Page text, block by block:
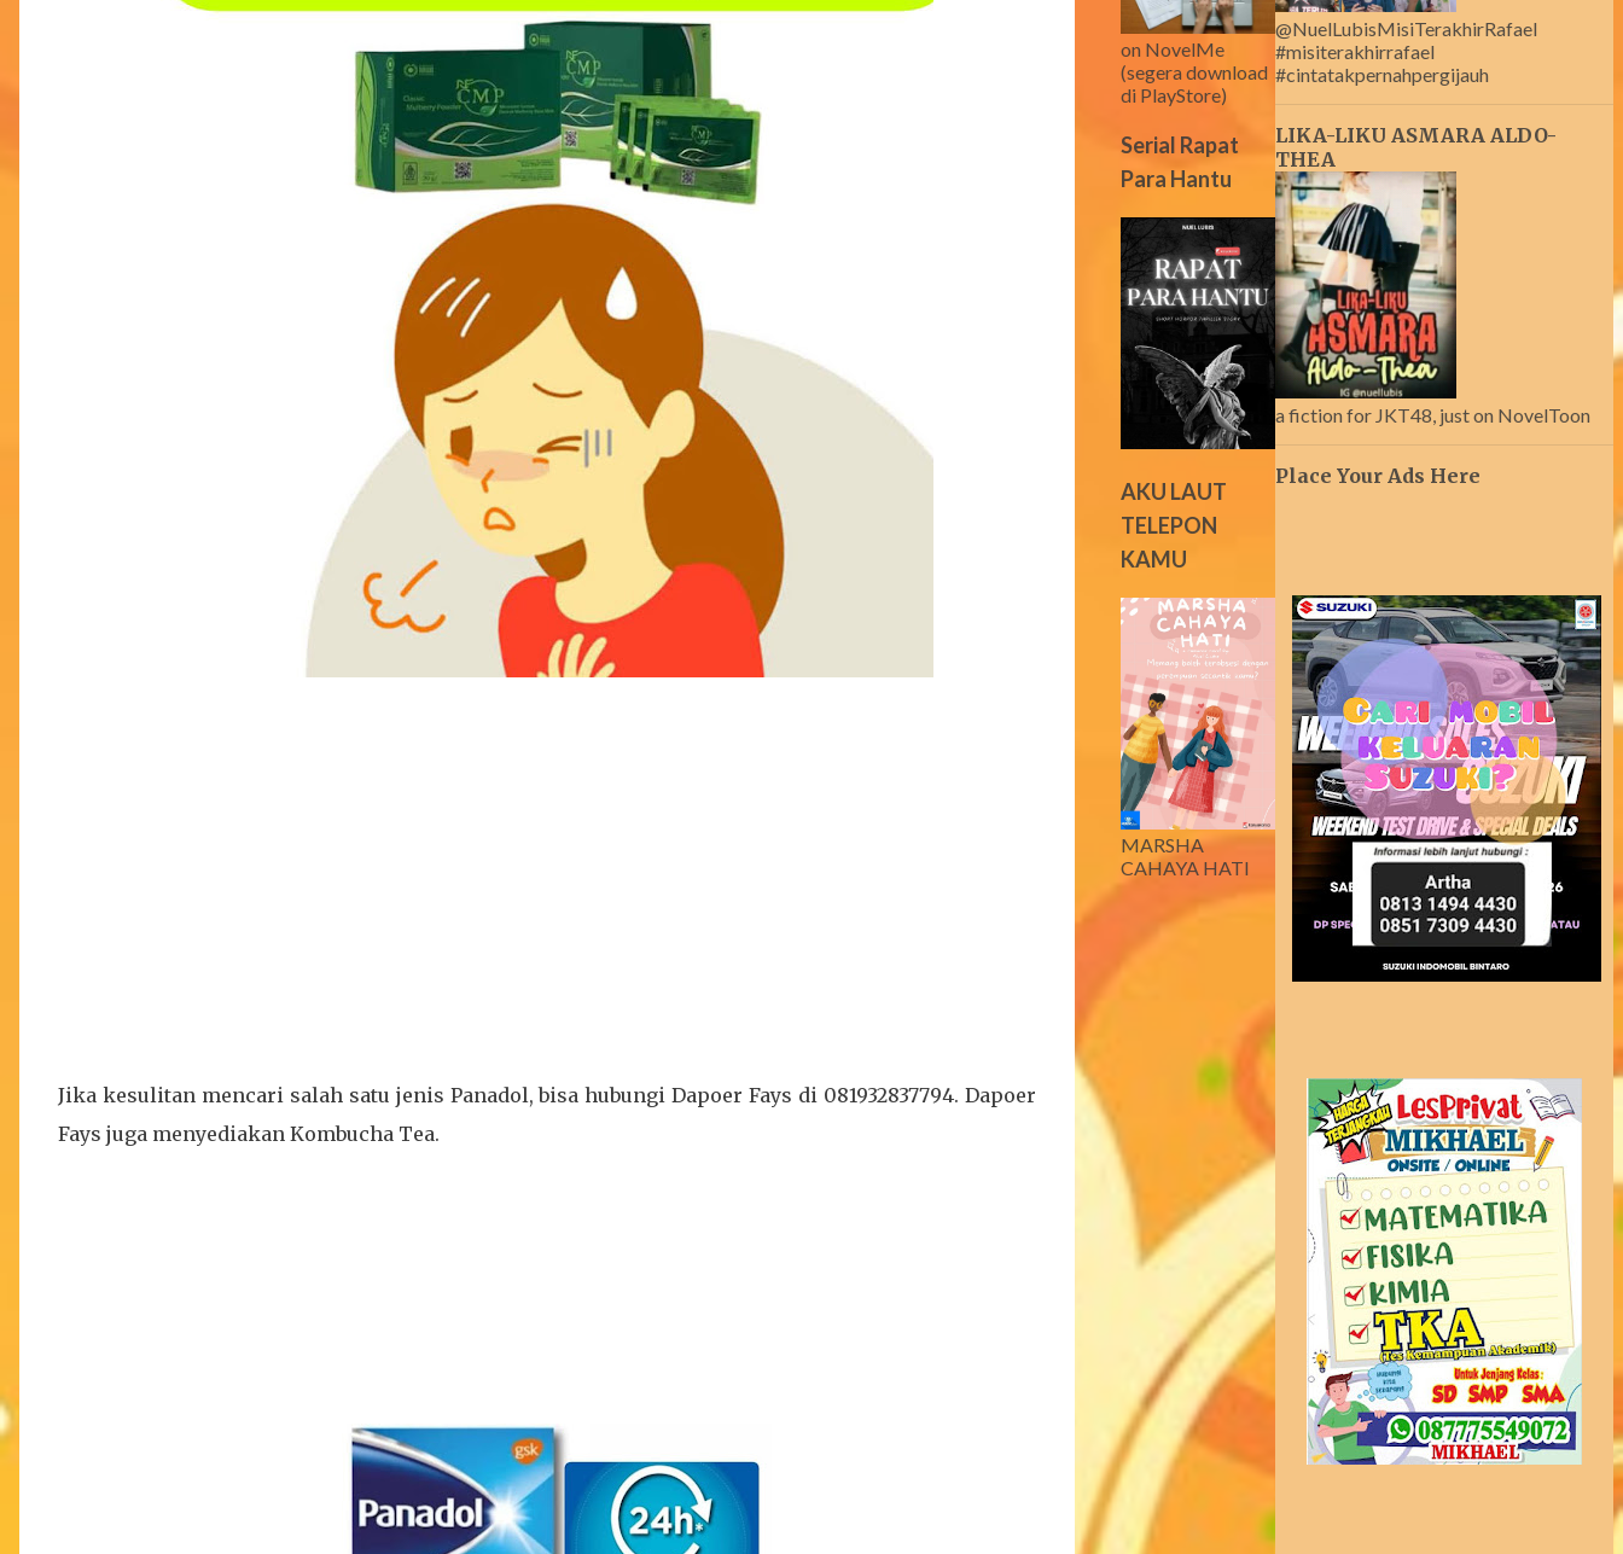
Jika kesulitan mencari salah satu jenis Panadol, bisa hubungi Dapoer Fays di 081932837794. Dapoer
Fays juga menyediakan Kombucha Tea.
on NovelMe
(segera download
di PlayStore)
Serial Rapat
Para Hantu
AKU LAUT
TELEPON
KAMU
MARSHA
CAHAYA HATI
@NuelLubisMisiTerakhirRafael
#misiterakhirrafael
#cintatakpernahpergijauh
LIKA-LIKU ASMARA ALDO-
THEA
a fiction for JKT48, just on NovelToon
Place Your Ads Here